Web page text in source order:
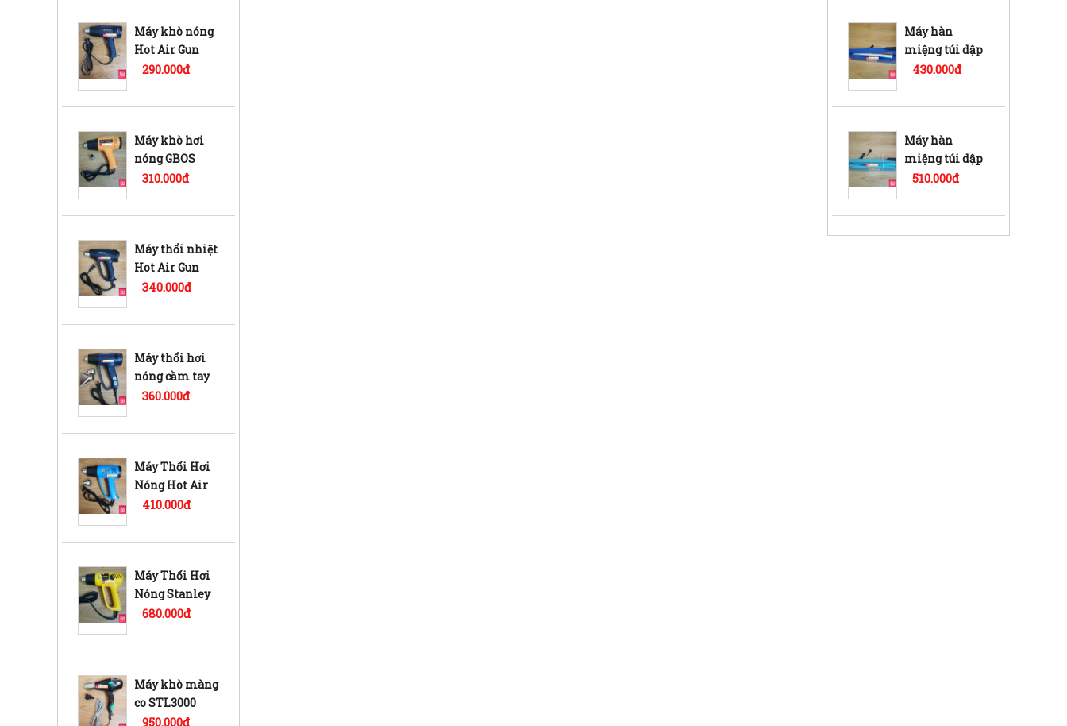
Máy khò nóng
Hot Air Gun
QR-866B
290.000đ
Máy khò hơi
nóng GBOS
2000w
310.000đ
Máy thổi nhiệt
Hot Air Gun
QR-610B
340.000đ
Máy thổi hơi
nóng cầm tay
TaLon 8623s
360.000đ
Máy Thổi Hơi
Nóng Hot Air
Gun BODA
410.000đ
Máy Thổi Hơi
Nóng Stanley
STEL 670
680.000đ
Máy khò màng
co STL3000
chuyên dụng
950.000đ
Máy hàn
miệng túi dập
tay PFS-400 vỏ
430.000đ
Máy hàn
miệng túi dập
tay PFS-400 vỏ
510.000đ